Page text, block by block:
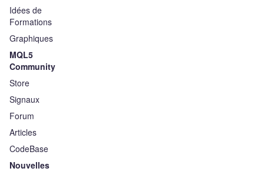
Idées de
Formations
Graphiques
MQL5
Community
Store
Signaux
Forum
Articles
CodeBase
Nouvelles